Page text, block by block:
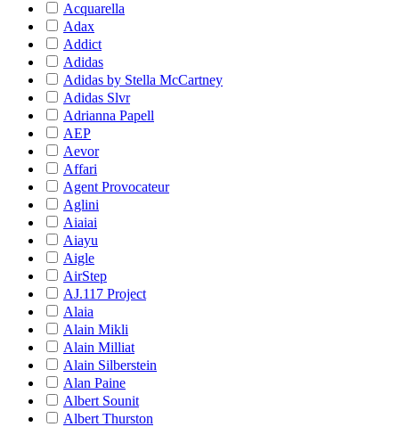
Acquarella
Adax
Addict
Adidas
Adidas by Stella McCartney
Adidas Slvr
Adrianna Papell
AEP
Aevor
Affari
Agent Provocateur
Aglini
Aiaiai
Aiayu
Aigle
AirStep
AJ.117 Project
Alaia
Alain Mikli
Alain Milliat
Alain Silberstein
Alan Paine
Albert Sounit
Albert Thurston